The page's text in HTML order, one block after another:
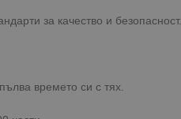
за качество и безопасност.
времето си с тях.